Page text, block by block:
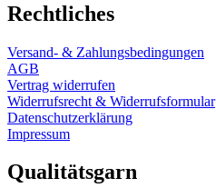
Rechtliches
Versand- & Zahlungsbedingungen
AGB
Vertrag widerrufen
Widerrufsrecht & Widerrufsformular
Datenschutzerklärung
Impressum
Qualitätsgarn